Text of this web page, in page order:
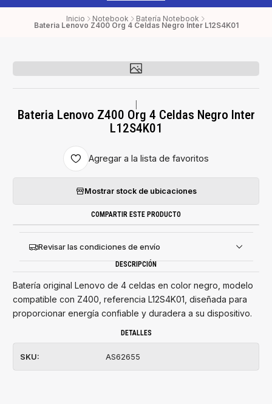
Inicio Notebook Batería Notebook
Bateria Lenovo Z400 Org 4 Celdas Negro Inter L12S4K01
Bateria Lenovo Z400 Org 4 Celdas Negro Inter
L12S4K01
Agregar a la lista de favoritos
Mostrar stock de ubicaciones
COMPARTIR ESTE PRODUCTO
Revisar las condiciones de envío
DESCRIPCIÓN
Batería original Lenovo de 4 celdas en color negro, modelo
compatible con Z400, referencia L12S4K01, diseñada para
proporcionar energía confiable y duradera a su dispositivo.
DETALLES
SKU: AS62655